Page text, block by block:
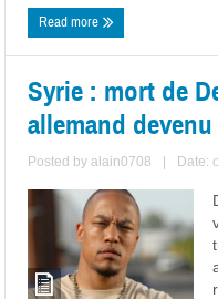
Read more
Syrie : mort de
allemand
Posted byalain0708 Date: